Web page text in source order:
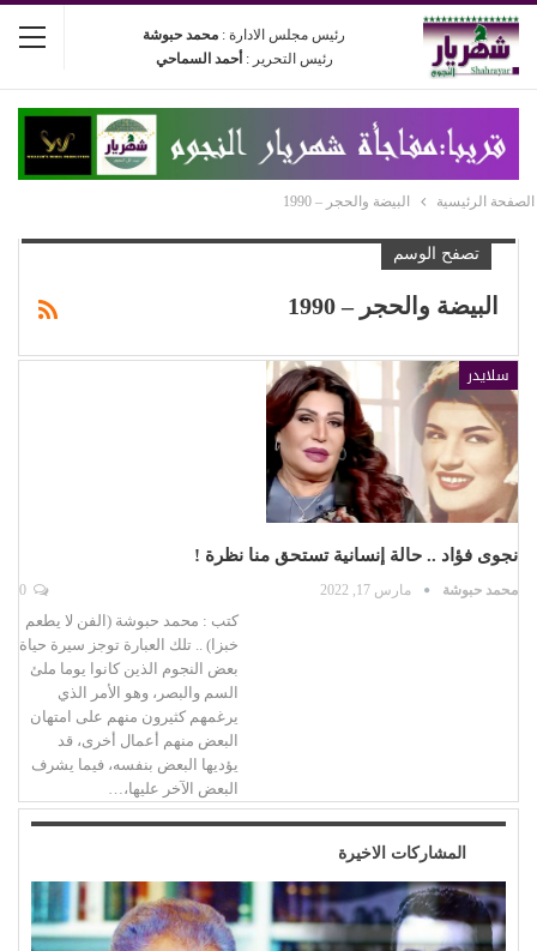
رئيس مجلس الادارة : محمد حبوشة
رئيس التحرير : أحمد السماحي
الصفحة الرئيسية البيضة والحجر – 1990
تصفح الوسم
البيضة والحجر – 1990
سلايدر
نجوى فؤاد .. حالة إنسانية تستحق منا نظرة !
محمد حبوشة مارس 17, 2022
كتب : محمد حبوشة (الفن لا يطعم
خبزا) .. تلك العبارة توجز سيرة حياة
بعض النجوم الذين كانوا يوما ملئ
السم والبصر، وهو الأمر الذي
يرغمهم كثيرون منهم على امتهان
البعض منهم أعمال أخرى، قد
يؤديها البعض بنفسه، فيما يشرف
البعض الآخر عليها،…
المشاركات الاخيرة